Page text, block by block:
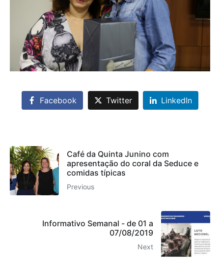
Facebook Twitter LinkedIn
Café da Quinta Junino com
apresentação do coral da Seduce e
comidas típicas
Previous
Informativo Semanal - de 01 a
07/08/2019
Next